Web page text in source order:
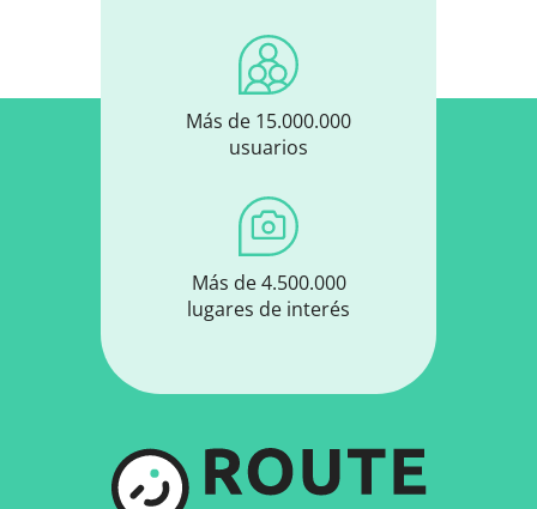
Más de 15.000.000
usuarios
Más de 4.500.000
lugares de interés